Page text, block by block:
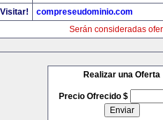
Visitar!
compreseudominio.com
Serán consideradas
Realizar una Oferta
Precio Ofrecido $